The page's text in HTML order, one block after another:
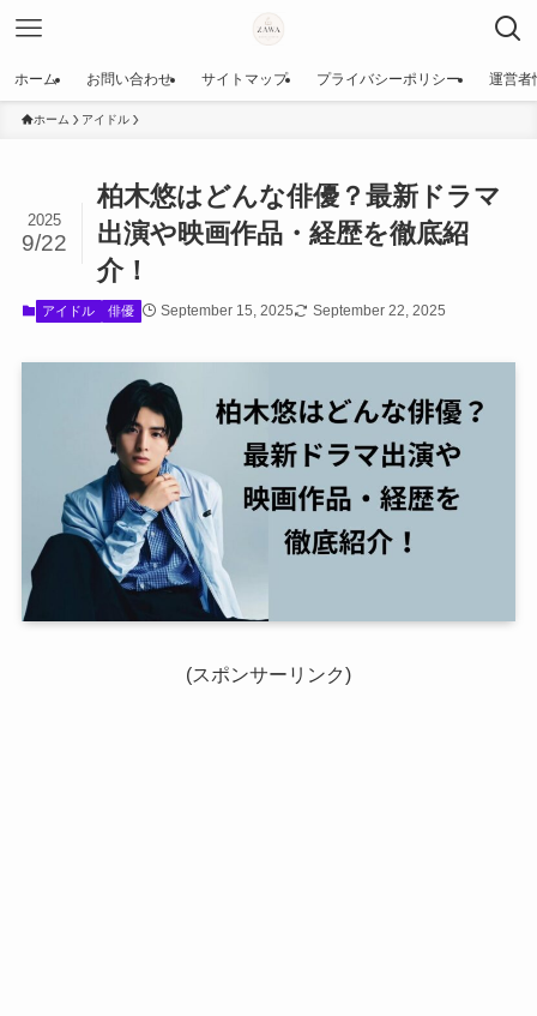
ホーム お問い合わせ サイトマップ プライバシーポリシー 運営者
ホーム アイドル
柏木悠はどんな俳優？最新ドラマ
出演や映画作品・経歴を徹底紹
介！
2025
9/22
アイドル 俳優 September 15, 2025 September 22, 2025
(スポンサーリンク)